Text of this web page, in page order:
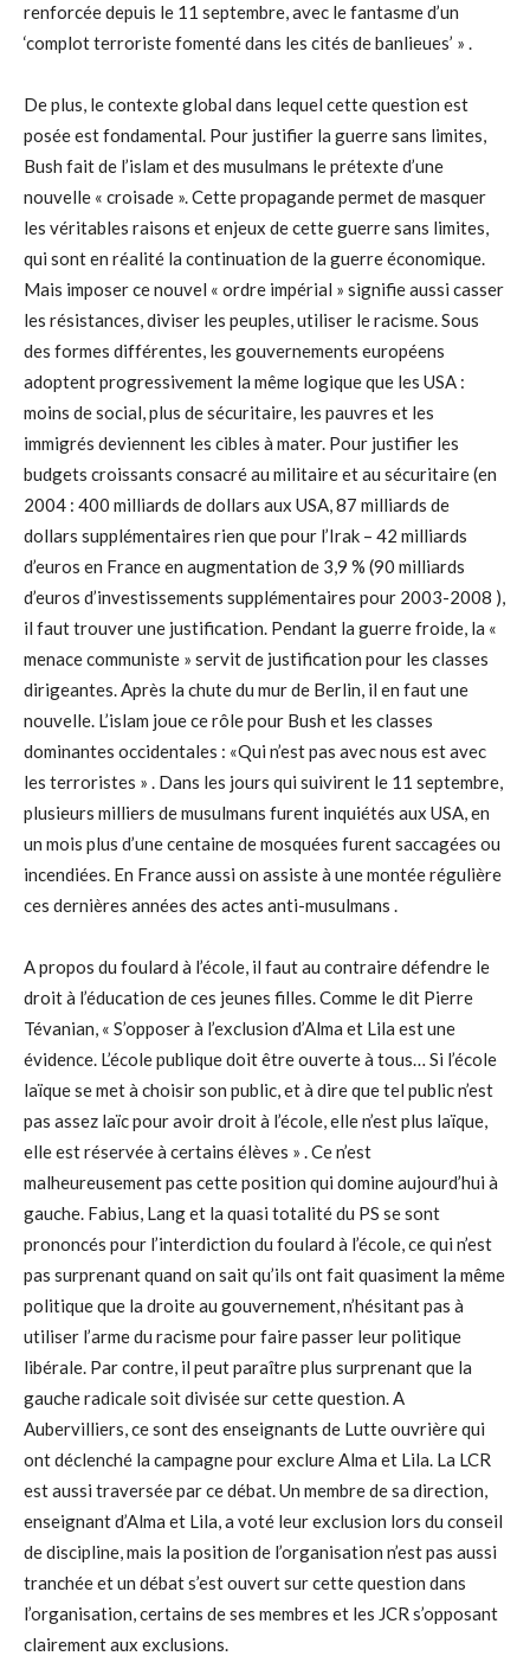
renforcée depuis le 11 septembre, avec le fantasme d’un
‘complot terroriste fomenté dans les cités de banlieues’ » .
De plus, le contexte global dans lequel cette question est
posée est fondamental. Pour justifier la guerre sans limites,
Bush fait de l’islam et des musulmans le prétexte d’une
nouvelle « croisade ». Cette propagande permet de masquer
les véritables raisons et enjeux de cette guerre sans limites,
qui sont en réalité la continuation de la guerre économique.
Mais imposer ce nouvel « ordre impérial » signifie aussi casser
les résistances, diviser les peuples, utiliser le racisme. Sous
des formes différentes, les gouvernements européens
adoptent progressivement la même logique que les USA :
moins de social, plus de sécuritaire, les pauvres et les
immigrés deviennent les cibles à mater. Pour justifier les
budgets croissants consacré au militaire et au sécuritaire (en
2004 : 400 milliards de dollars aux USA, 87 milliards de
dollars supplémentaires rien que pour l’Irak – 42 milliards
d’euros en France en augmentation de 3,9 % (90 milliards
d’euros d’investissements supplémentaires pour 2003-2008 ),
il faut trouver une justification. Pendant la guerre froide, la «
menace communiste » servit de justification pour les classes
dirigeantes. Après la chute du mur de Berlin, il en faut une
nouvelle. L’islam joue ce rôle pour Bush et les classes
dominantes occidentales : «Qui n’est pas avec nous est avec
les terroristes » . Dans les jours qui suivirent le 11 septembre,
plusieurs milliers de musulmans furent inquiétés aux USA, en
un mois plus d’une centaine de mosquées furent saccagées ou
incendiées. En France aussi on assiste à une montée régulière
ces dernières années des actes anti-musulmans .
A propos du foulard à l’école, il faut au contraire défendre le
droit à l’éducation de ces jeunes filles. Comme le dit Pierre
Tévanian, « S’opposer à l’exclusion d’Alma et Lila est une
évidence. L’école publique doit être ouverte à tous… Si l’école
laïque se met à choisir son public, et à dire que tel public n’est
pas assez laïc pour avoir droit à l’école, elle n’est plus laïque,
elle est réservée à certains élèves » . Ce n’est
malheureusement pas cette position qui domine aujourd’hui à
gauche. Fabius, Lang et la quasi totalité du PS se sont
prononcés pour l’interdiction du foulard à l’école, ce qui n’est
pas surprenant quand on sait qu’ils ont fait quasiment la même
politique que la droite au gouvernement, n’hésitant pas à
utiliser l’arme du racisme pour faire passer leur politique
libérale. Par contre, il peut paraître plus surprenant que la
gauche radicale soit divisée sur cette question. A
Aubervilliers, ce sont des enseignants de Lutte ouvrière qui
ont déclenché la campagne pour exclure Alma et Lila. La LCR
est aussi traversée par ce débat. Un membre de sa direction,
enseignant d’Alma et Lila, a voté leur exclusion lors du conseil
de discipline, mais la position de l’organisation n’est pas aussi
tranchée et un débat s’est ouvert sur cette question dans
l’organisation, certains de ses membres et les JCR s’opposant
clairement aux exclusions.